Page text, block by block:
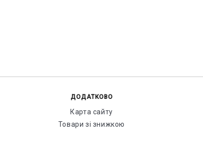
ДОДАТКОВО
Карта сайту
Товари зі знижкою